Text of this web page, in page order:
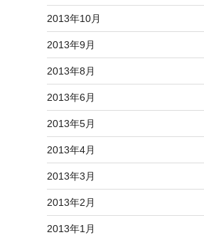
2013年10月
2013年9月
2013年8月
2013年6月
2013年5月
2013年4月
2013年3月
2013年2月
2013年1月